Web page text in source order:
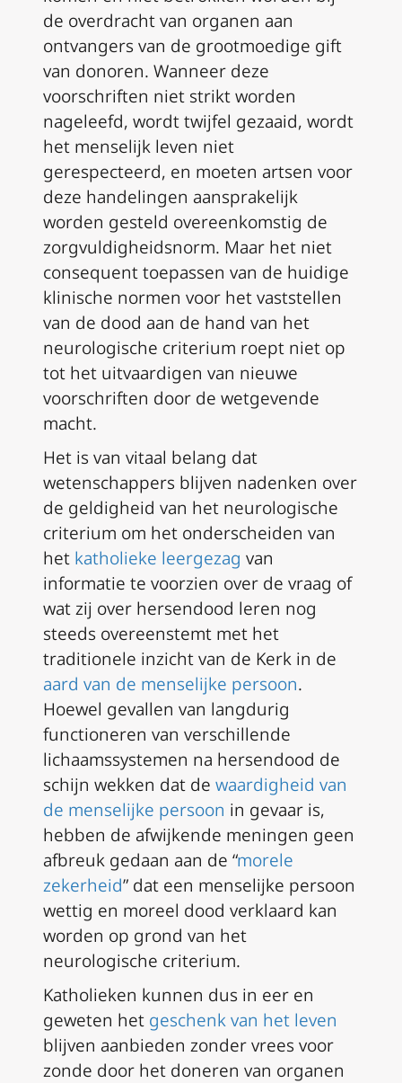
de overdracht van organen aan
ontvangers van de grootmoedige gift
van donoren. Wanneer deze
voorschriften niet strikt worden
nageleefd, wordt twijfel gezaaid, wordt
het menselijk leven niet
gerespecteerd, en moeten artsen voor
deze handelingen aansprakelijk
worden gesteld overeenkomstig de
zorgvuldigheidsnorm. Maar het niet
consequent toepassen van de huidige
klinische normen voor het vaststellen
van de dood aan de hand van het
neurologische criterium roept niet op
tot het uitvaardigen van nieuwe
voorschriften door de wetgevende
macht.
Het is van vitaal belang dat
wetenschappers blijven nadenken over
de geldigheid van het neurologische
criterium om het onderscheiden van
het katholieke leergezag van
informatie te voorzien over de vraag of
wat zij over hersendood leren nog
steeds overeenstemt met het
traditionele inzicht van de Kerk in de
aard van de menselijke persoon.
Hoewel gevallen van langdurig
functioneren van verschillende
lichaamssystemen na hersendood de
schijn wekken dat de waardigheid van
de menselijke persoon in gevaar is,
hebben de afwijkende meningen geen
afbreuk gedaan aan de “morele
zekerheid” dat een menselijke persoon
wettig en moreel dood verklaard kan
worden op grond van het
neurologische criterium.
Katholieken kunnen dus in eer en
geweten het geschenk van het leven
blijven aanbieden zonder vrees voor
zonde door het doneren van organen